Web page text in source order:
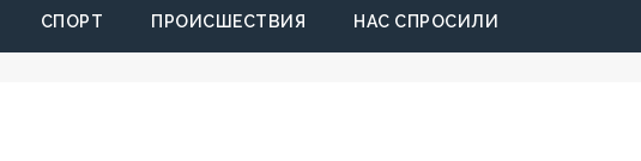
СПОРТ ПРОИСШЕСТВИЯ НАС СПРОСИЛИ